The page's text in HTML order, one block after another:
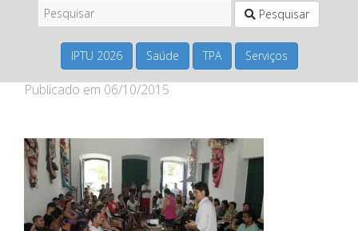
Pesquisar
IPTU 2026 Saúde TPA Serviços
Publicado em 06/10/2015